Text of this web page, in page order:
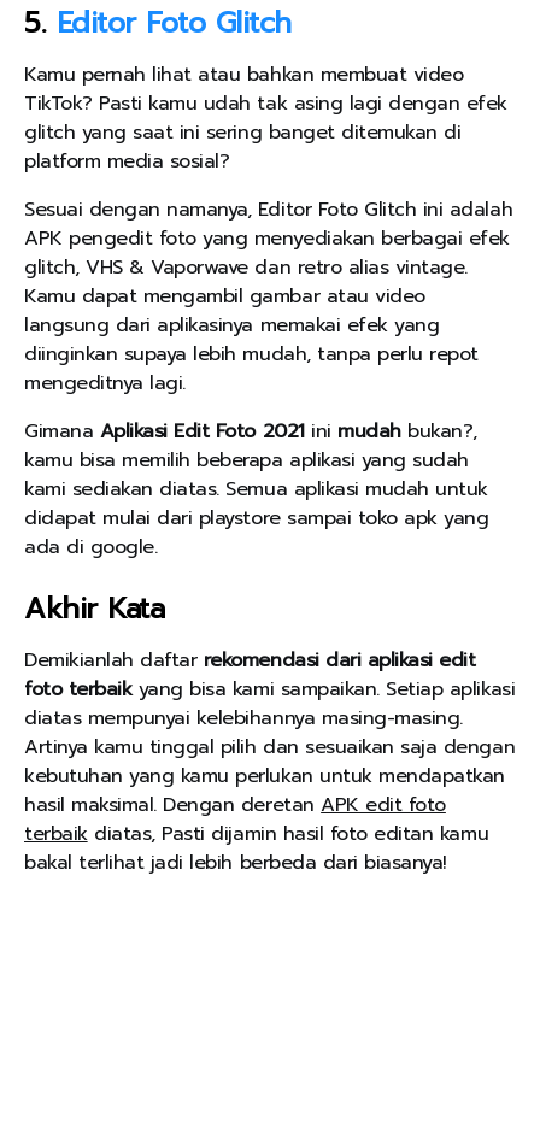
5. Editor Foto Glitch
Kamu pernah lihat atau bahkan membuat video
TikTok? Pasti kamu udah tak asing lagi dengan efek
glitch yang saat ini sering banget ditemukan di
platform media sosial?
Sesuai dengan namanya, Editor Foto Glitch ini adalah
APK pengedit foto yang menyediakan berbagai efek
glitch, VHS & Vaporwave dan retro alias vintage.
Kamu dapat mengambil gambar atau video
langsung dari aplikasinya memakai efek yang
diinginkan supaya lebih mudah, tanpa perlu repot
mengeditnya lagi.
Gimana Aplikasi Edit Foto 2021 ini mudahbukan?,
kamu bisa memilih beberapa aplikasi yang sudah
kami sediakan diatas. Semua aplikasi mudah untuk
didapat mulai dari playstore sampai toko apk yang
ada di google.
Akhir Kata
Demikianlah daftar rekomendasi dari aplikasi edit
foto terbaikyang bisa kami sampaikan. Setiap aplikasi
diatas mempunyai kelebihannya masing-masing.
Artinya kamu tinggal pilih dan sesuaikan saja dengan
kebutuhan yang kamu perlukan untuk mendapatkan
hasil maksimal. Dengan deretanAPK edit foto
terbaikdiatas, Pasti dijamin hasil foto editan kamu
bakal terlihat jadi lebih berbeda dari biasanya!